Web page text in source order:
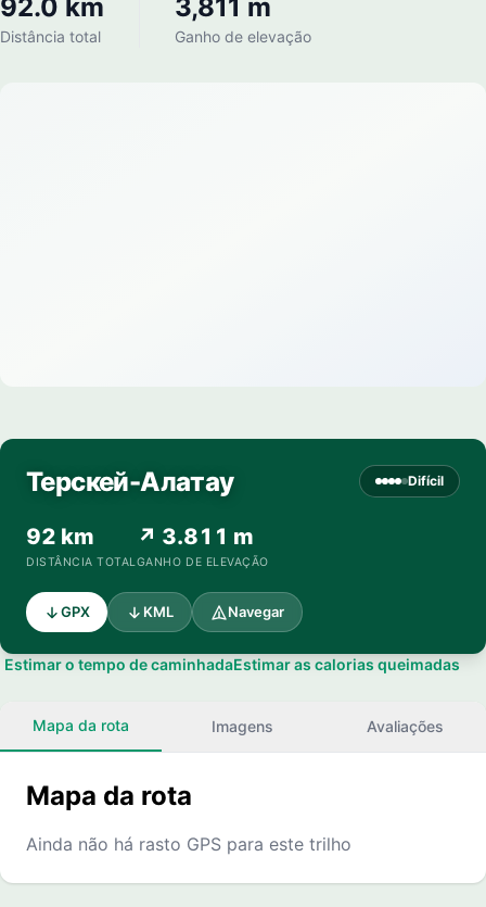
92.0 km
Distância total
3,811 m
Ganho de elevação
Терскей-Алатау Difícil
92 km
DISTÂNCIA TOTAL
↗ 3.811 m
GANHO DE ELEVAÇÃO
GPX KML Navegar
Estimar o tempo de caminhadaEstimar as calorias queimadas
Mapa da rota Imagens Avaliações
Mapa da rota
Ainda não há rasto GPS para este trilho